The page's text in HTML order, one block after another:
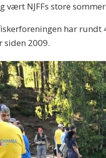
vært NJFFs store
har
siden 2009.